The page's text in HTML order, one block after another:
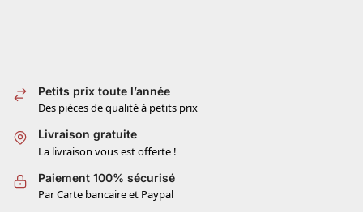
Petits prix toute l’année
Des pièces de qualité à petits prix
Livraison gratuite
La livraison vous est offerte !
Paiement 100% sécurisé
Par Carte bancaire et Paypal